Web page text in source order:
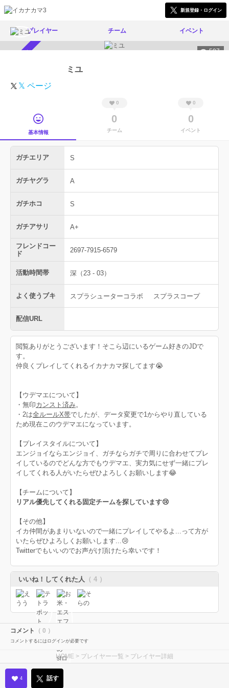
新規登録・ログイン
プレイヤー チーム イベント
597
ミユ
𝕏 ページ
基本情報
0
0
チーム
0
0
イベント
ガチエリア S
ガチヤグラ A
ガチホコ S
ガチアサリ A+
フレンドコー
ド
2697-7915-6579
活動時間帯 深（23 - 03）
よく使うブキ スプラシューターコラボ スプラスコープ
配信URL
閲覧ありがとうございます！そこら辺にいるゲーム好きのJDで
す。
仲良くプレイしてくれるイカナカマ探してます😭
【ウデマエについて】
・無印カンスト済み。
・2は全ルールX帯でしたが、データ変更で1からやり直している
ため現在このウデマエになっています。
【プレイスタイルについて】
エンジョイならエンジョイ、ガチならガチで周りに合わせてプレ
イしているのでどんな方でもウデマエ、実力気にせず一緒にプレ
イしてくれる人がいたらぜひよろしくお願いします😂
【チームについて】
リアル優先してくれる固定チームを探しています😢
【その他】
イカ仲間があまりいないので一緒にプレイしてやるよ...って方が
いたらぜひよろしくお願いします...😢
Twitterでもいいのでお声がけ頂けたら幸いです！
いいね！してくれた人 （ 4 ）
コメント （ 0 ）
コメントするにはログインが必要です
HOME > プレイヤー一覧 > プレイヤー詳細
4 話す